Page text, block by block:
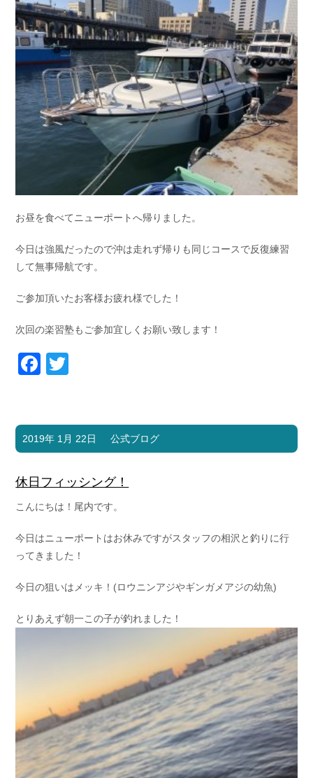
お昼を食べてニューポートへ帰りました。
今日は強風だったので沖は走れず帰りも同じコースで反復練習
して無事帰航です。
ご参加頂いたお客様お疲れ様でした！
次回の楽習塾もご参加宜しくお願い致します！
Facebook
2019年 1月 22日 公式ブログ
休日フィッシング！
こんにちは！尾内です。
今日はニューポートはお休みですがスタッフの相沢と釣りに行
ってきました！
今日の狙いはメッキ！(ロウニンアジやギンガメアジの幼魚)
とりあえず朝一この子が釣れました！